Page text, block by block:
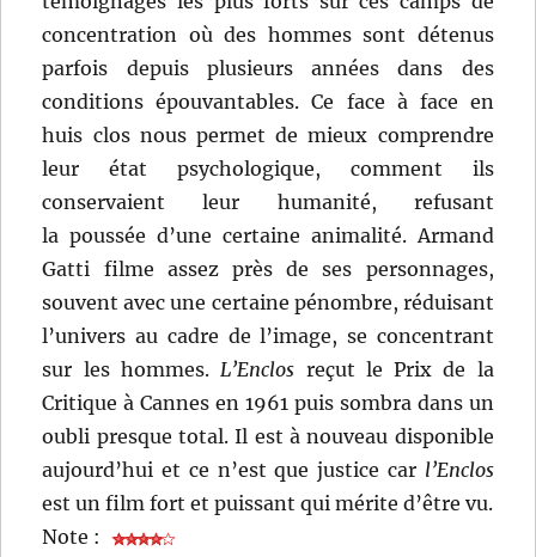
concentration où des hommes sont détenus
parfois depuis plusieurs années dans des
conditions épouvantables. Ce face à face en
huis clos nous permet de mieux comprendre
leur état psychologique, comment ils
conservaient leur humanité, refusant
la poussée d’une certaine animalité. Armand
Gatti filme assez près de ses personnages,
souvent avec une certaine pénombre, réduisant
l’univers au cadre de l’image, se concentrant
sur les hommes.L’Enclos reçut le Prix de la
Critique à Cannes en 1961 puis sombra dans un
oubli presque total. Il est à nouveau disponible
aujourd’hui et ce n’est que justice car l’Enclos
est un film fort et puissant qui mérite d’être vu.
Note :